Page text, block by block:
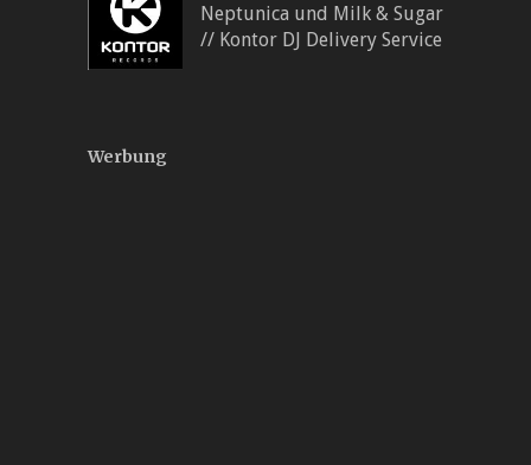
Neptunica und Milk & Sugar
// Kontor DJ Delivery Service
Werbung